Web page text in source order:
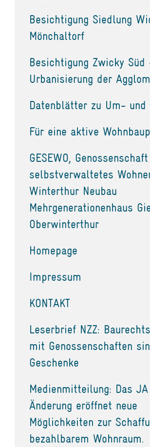
Besichtigung Siedlung
Mönchaltorf
Besichtigung Zwicky Süd
Urbanisierung der
Datenblätter zu Um- und
Für eine aktive
GESEWO,
selbstverwaltetes
Winterthur Neubau
Mehrgenerationenhaus
Oberwinterthur
Homepage
Impressum
KONTAKT
Leserbrief NZZ:
mit Genossenschaften
Geschenke
Medienmitteilung: Das
Änderung eröffnet neue
Möglichkeiten zur
bezahlbarem Wohnraum.